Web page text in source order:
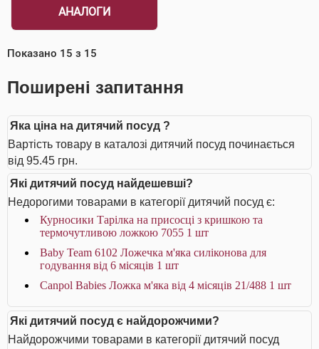
АНАЛОГИ
Показано 15 з 15
Поширені запитання
Яка ціна на дитячий посуд ?
Вартість товару в каталозі дитячий посуд починається
від 95.45 грн.
Які дитячий посуд найдешевші?
Недорогими товарами в категорії дитячий посуд є:
Курносики Тарілка на присосці з кришкою та
термочутливою ложкою 7055 1 шт
Baby Team 6102 Ложечка м'яка силіконова для
годування від 6 місяців 1 шт
Canpol Babies Ложка м'яка від 4 місяців 21/488 1 шт
Які дитячий посуд є найдорожчими?
Найдорожчими товарами в категорії дитячий посуд